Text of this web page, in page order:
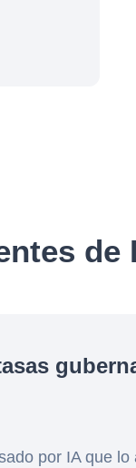
de
por IA que